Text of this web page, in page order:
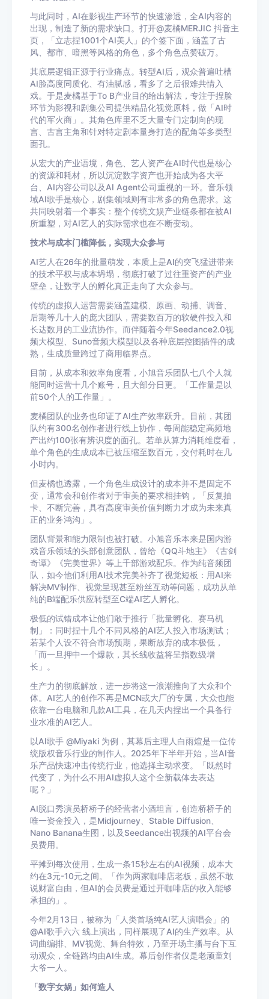
与此同时，AI在影视生产环节的快速渗透，全AI内容的
出现，制造了新的需求缺口。打开@麦橘MERJIC 抖音主
页，「立志捏1001个AI美人」的个签下面，涵盖了古
风、都市、暗黑等风格的角色，多个角色点赞破万。
其底层逻辑正源于行业痛点。转型AI后，观众普遍吐槽
AI脸高度同质化、有油腻感，看多了之后很难共情入
戏。于是麦橘基于To B产业目的给出解法，专注于捏脸
环节为影视和剧集公司提供精品化视觉原料，做「AI时
代的军火商」。其角色库里不乏大量专门定制向的现
言、古言主角和针对特定剧本量身打造的配角等多类型
面孔。
从宏大的产业语境，角色、艺人资产在AI时代也是核心
的资源和耗材，所以沉淀数字资产也开始成为各大平
台、AI内容公司以及AI Agent公司重视的一环。音乐领
域AI歌手是核心，剧集领域则有非常多的角色需求。这
共同映射着一个事实：整个传统文娱产业链条都在被AI
所重塑，对AI艺人的实际需求也在不断变动。
技术与成本门槛降低，实现大众参与
AI艺人在26年的批量萌发，本质上是AI的突飞猛进带来
的技术平权与成本坍塌，彻底打破了过往重资产的产业
壁垒，让数字人的孵化真正走向了大众参与。
传统的虚拟人运营需要涵盖建模、原画、动捕、调音、
后期等几十人的庞大团队，需要数百万的软硬件投入和
长达数月的工业流协作。而伴随着今年Seedance2.0视
频大模型、Suno音频大模型以及各种底层控图插件的成
熟，生成质量跨过了商用临界点。
目前，从成本和效率角度看，小旭音乐团队七八个人就
能同时运营十几个账号，且大部分日更。「工作量是以
前50个人的工作量」。
麦橘团队的业务也印证了AI生产效率跃升。目前，其团
队约有300名创作者进行线上协作，每周能稳定高频地
产出约100张有辨识度的面孔。若单从算力消耗维度看，
单个角色的生成成本已被压缩至数百元，交付耗时在几
小时内。
但麦橘也透露，一个角色生成设计的成本并不是固定不
变，通常会和创作者对于审美的要求相挂钩，「反复抽
卡、不断完善，具有高度审美价值判断力才成为未来真
正的业务鸿沟」。
团队背景和能力限制也被打破。小旭音乐本来是国内游
戏音乐领域的头部创意团队，曾给《QQ斗地主》《古剑
奇谭》《完美世界》等上千部游戏配乐。作为纯音频团
队，如今他们利用AI技术完美补齐了视觉短板：用AI来
解决MV制作、视觉呈现甚至粉丝互动等问题，成功从单
纯的B端配乐供应转型至C端AI艺人孵化。
极低的试错成本让他们敢于推行「批量孵化、赛马机
制」：同时捏十几个不同风格的AI艺人投入市场测试；
若某个人设不符合市场预期，果断放弃的成本极低，
「而一旦押中一个爆款，其长线收益将呈指数级增
长」。
生产力的彻底解放，进一步将这一浪潮推向了大众和个
体。AI艺人的创作不再是MCN或大厂的专属，大众也能
依靠一台电脑和几款AI工具，在几天内捏出一个具备行
业水准的AI艺人。
以AI歌手 @Miyaki 为例，其幕后主理人白雨煊是一位传
统版权音乐行业的制作人。2025年下半年开始，当AI音
乐产品快速冲击传统行业，他选择主动求变。「既然时
代变了，为什么不用AI虚拟人这个全新载体去表达
呢？」
AI脱口秀演员桥桥子的经营者小酒坦言，创造桥桥子的
唯一资金投入，是Midjourney、Stable Diffusion、
Nano Banana生图，以及Seedance出视频的AI平台会
员费用。
平摊到每次使用，生成一条15秒左右的AI视频，成本大
约在3元-10元之间。「作为两家咖啡店老板，虽然不敢
说财富自由，但AI的会员费是通过开咖啡店的收入能够
承担的」。
今年2月13日，被称为「人类首场纯AI艺人演唱会」的
@AI歌手六六 线上演出，同样展现了AI的生产效率。从
词曲编排、MV视觉、舞台特效，乃至开场主播与台下互
动观众，全链路均由AI生成。幕后创作者仅是老顽童刘
大爷一人。
「数字女娲」如何造人